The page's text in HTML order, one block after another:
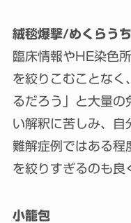
絨毯爆撃/めくらうち
臨床情報やHE染色
を絞りこむことなく
るだろう」と大量の
い解釈に苦しみ、自
難解症例ではある程
を絞りすぎるのも良
小籠包